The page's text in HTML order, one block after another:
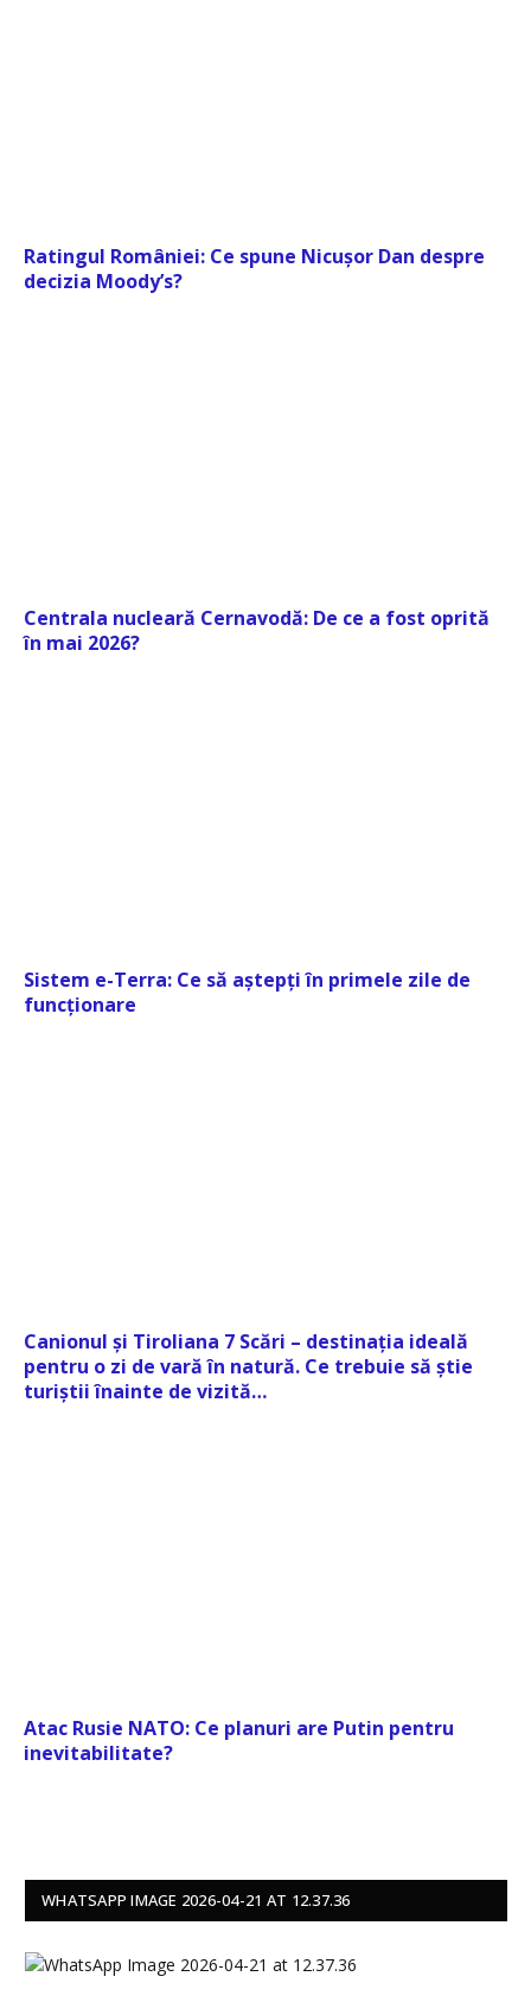
Ratingul României: Ce spune Nicușor Dan despre
decizia Moody’s?
Centrala nucleară Cernavodă: De ce a fost oprită
în mai 2026?
Sistem e-Terra: Ce să aștepți în primele zile de
funcționare
Canionul și Tiroliana 7 Scări – destinația ideală
pentru o zi de vară în natură. Ce trebuie să știe
turiștii înainte de vizită…
Atac Rusie NATO: Ce planuri are Putin pentru
inevitabilitate?
WHATSAPP IMAGE 2026-04-21 AT 12.37.36